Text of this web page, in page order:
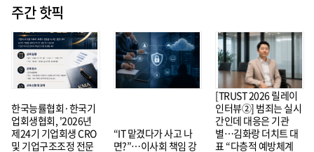
주간 핫픽
한국능률협회·한국기
업회생협회, '2026년
제24기 기업회생 CRO
및 기업구조조정 전문
“IT 맡겼다가 사고 나
면?”…이사회 책임 강
[TRUST 2026 릴레이
인터뷰②] 범죄는 실시
간인데 대응은 기관
별…김화랑 더치트 대
표 “다층적 예방체계